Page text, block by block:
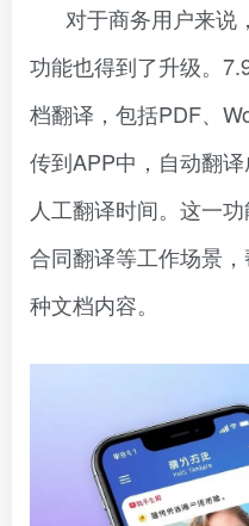
对于商务用户来说
功能也得到了升级。
档翻译，包括PDF、
传到APP中，自动翻
人工翻译时间。这一
合同翻译等工作场景
种文档内容。